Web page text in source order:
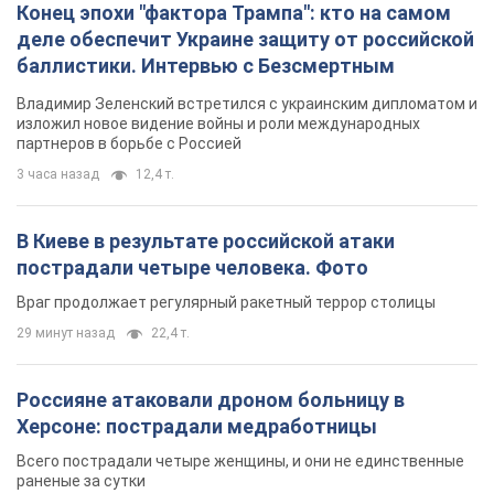
Конец эпохи "фактора Трампа": кто на самом
деле обеспечит Украине защиту от российской
баллистики. Интервью с Безсмертным
Владимир Зеленский встретился с украинским дипломатом и
изложил новое видение войны и роли международных
партнеров в борьбе с Россией
3 часа назад 12,4 т.
В Киеве в результате российской атаки
пострадали четыре человека. Фото
Враг продолжает регулярный ракетный террор столицы
29 минут назад 22,4 т.
Россияне атаковали дроном больницу в
Херсоне: пострадали медработницы
Всего пострадали четыре женщины, и они не единственные
раненые за сутки